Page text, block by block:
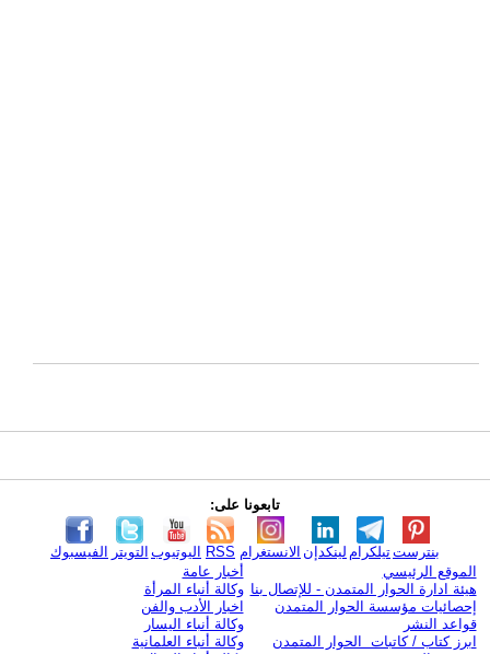
تابعونا على:
الفيسبوك التويتر اليوتيوب RSS الانستغرام لينكدإن تيلكرامبنترست
الموقع الرئيسي
هيئة ادارة الحوار المتمدن - للإتصال بنا
إحصائيات مؤسسة الحوار المتمدن
قواعد النشر
ابرز كتاب / كاتبات الحوار المتمدن
أخبار عامة
وكالة أنباء المرأة
اخبار الأدب والفن
وكالة أنباء اليسار
وكالة أنباء العلمانية